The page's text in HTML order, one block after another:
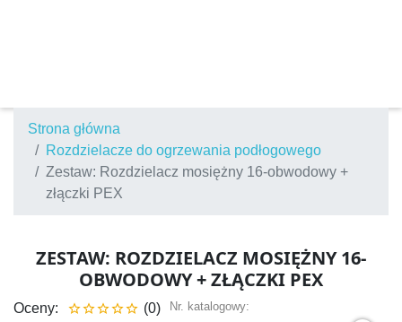
Strona główna
Rozdzielacze do ogrzewania podłogowego
Zestaw: Rozdzielacz mosiężny 16-obwodowy +
złączki PEX
ZESTAW: ROZDZIELACZ MOSIĘŻNY 16-
OBWODOWY + ZŁĄCZKI PEX
Oceny:  (0) Nr. katalogowy: